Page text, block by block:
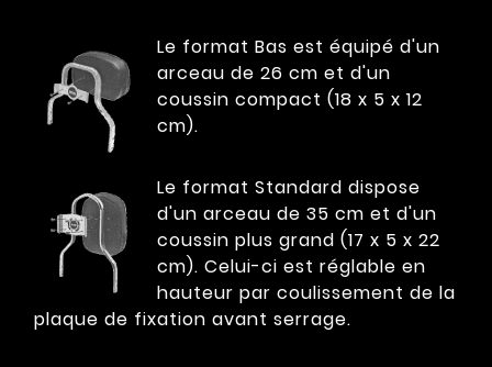
Le format Bas est équipé d'un
arceau de 26 cm et d'un
coussin compact (18 x 5 x 12
cm).
Le format Standard dispose
d'un arceau de 35 cm et d'un
coussin plus grand (17 x 5 x 22
cm). Celui-ci est réglable en
hauteur par coulissement de la
plaque de fixation avant serrage.